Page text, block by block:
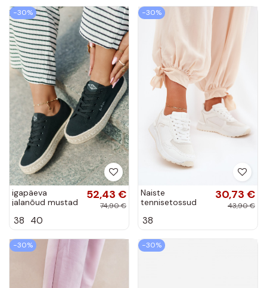
−30%
igapäeva
jalanõud mustad
LCIN-25-44-
52,43 €
74,90 €
38 40
−30%
Naiste
tennisetossud
30,73 €
43,90 €
38
−30% −30%